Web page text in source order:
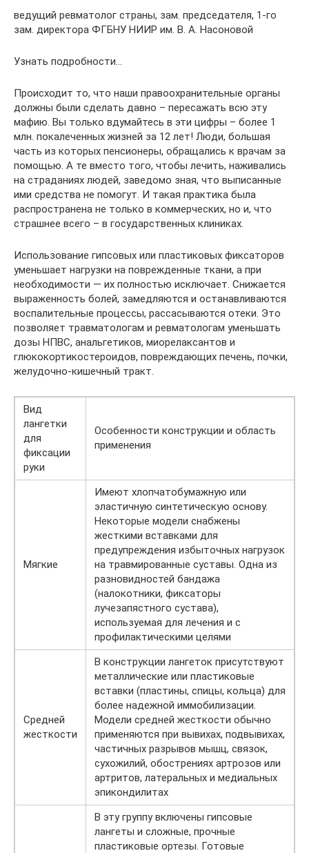
ведущий ревматолог страны, зам. председателя, 1-го
зам. директора ФГБНУ НИИР им. В. А. Насоновой
Узнать подробности…
Происходит то, что наши правоохранительные органы
должны были сделать давно – пересажать всю эту
мафию. Вы только вдумайтесь в эти цифры – более 1
млн. покалеченных жизней за 12 лет! Люди, большая
часть из которых пенсионеры, обращались к врачам за
помощью. А те вместо того, чтобы лечить, наживались
на страданиях людей, заведомо зная, что выписанные
ими средства не помогут. И такая практика была
распространена не только в коммерческих, но и, что
страшнее всего – в государственных клиниках.
Использование гипсовых или пластиковых фиксаторов
уменьшает нагрузки на поврежденные ткани, а при
необходимости — их полностью исключает. Снижается
выраженность болей, замедляются и останавливаются
воспалительные процессы, рассасываются отеки. Это
позволяет травматологам и ревматологам уменьшать
дозы НПВС, анальгетиков, миорелаксантов и
глюкокортикостероидов, повреждающих печень, почки,
желудочно-кишечный тракт.
Вид
лангетки
для
фиксации
руки
Особенности конструкции и область
применения
Мягкие
Имеют хлопчатобумажную или
эластичную синтетическую основу.
Некоторые модели снабжены
жесткими вставками для
предупреждения избыточных нагрузок
на травмированные суставы. Одна из
разновидностей бандажа
(налокотники, фиксаторы
лучезапястного сустава),
используемая для лечения и с
профилактическими целями
Средней
жесткости
В конструкции лангеток присутствуют
металлические или пластиковые
вставки (пластины, спицы, кольца) для
более надежной иммобилизации.
Модели средней жесткости обычно
применяются при вывихах, подвывихах,
частичных разрывов мышц, связок,
сухожилий, обострениях артрозов или
артритов, латеральных и медиальных
эпикондилитах
В эту группу включены гипсовые
лангеты и сложные, прочные
пластиковые ортезы. Готовые